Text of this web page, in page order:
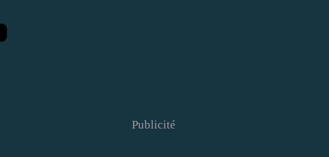
Publicité